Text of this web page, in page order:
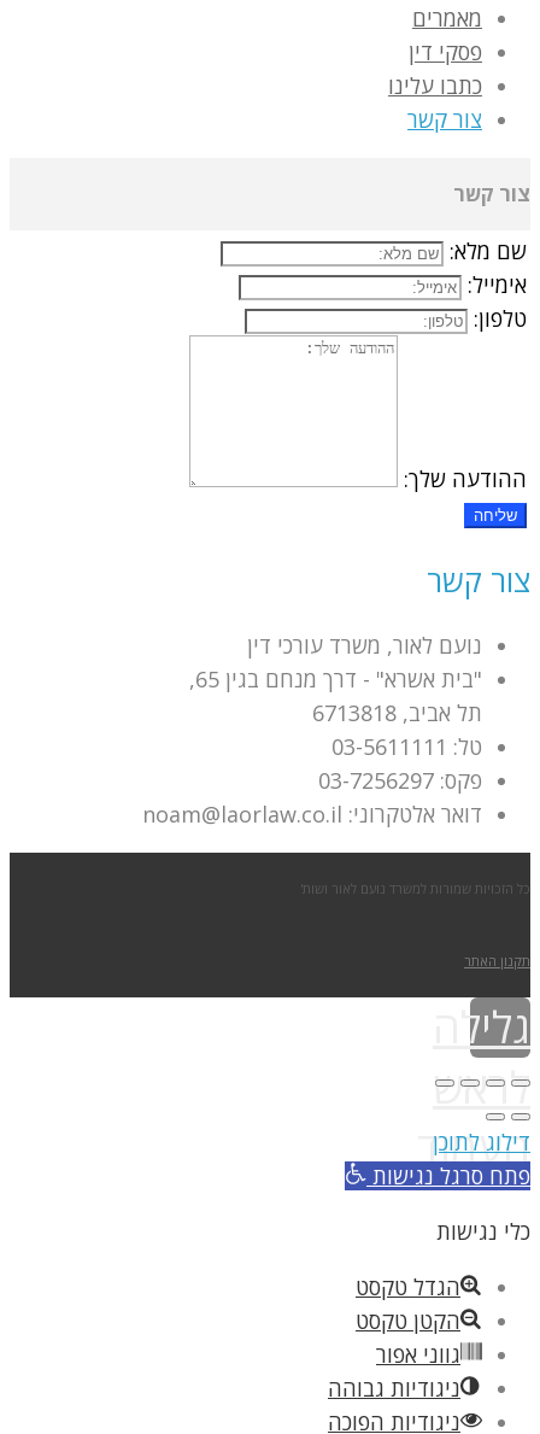
מאמרים
פסקי דין
כתבו עלינו
צור קשר
צור קשר
שם מלא:
אימייל:
טלפון:
ההודעה שלך:
שליחה
צור קשר
נועם לאור, משרד עורכי דין
"בית אשרא" - דרך מנחם בגין 65,
תל אביב, 6713818
טל: 03-5611111
פקס: 03-7256297
דואר אלטקרוני: noam@laorlaw.co.il
כל הזכויות שמורות למשרד נועם לאור ושות'
תקנון האתר
גלילה
לראש
העמוד
דילוג לתוכן
פתח סרגל נגישות
כלי נגישות
הגדל טקסט
הקטן טקסט
גווני אפור
ניגודיות גבוהה
ניגודיות הפוכה